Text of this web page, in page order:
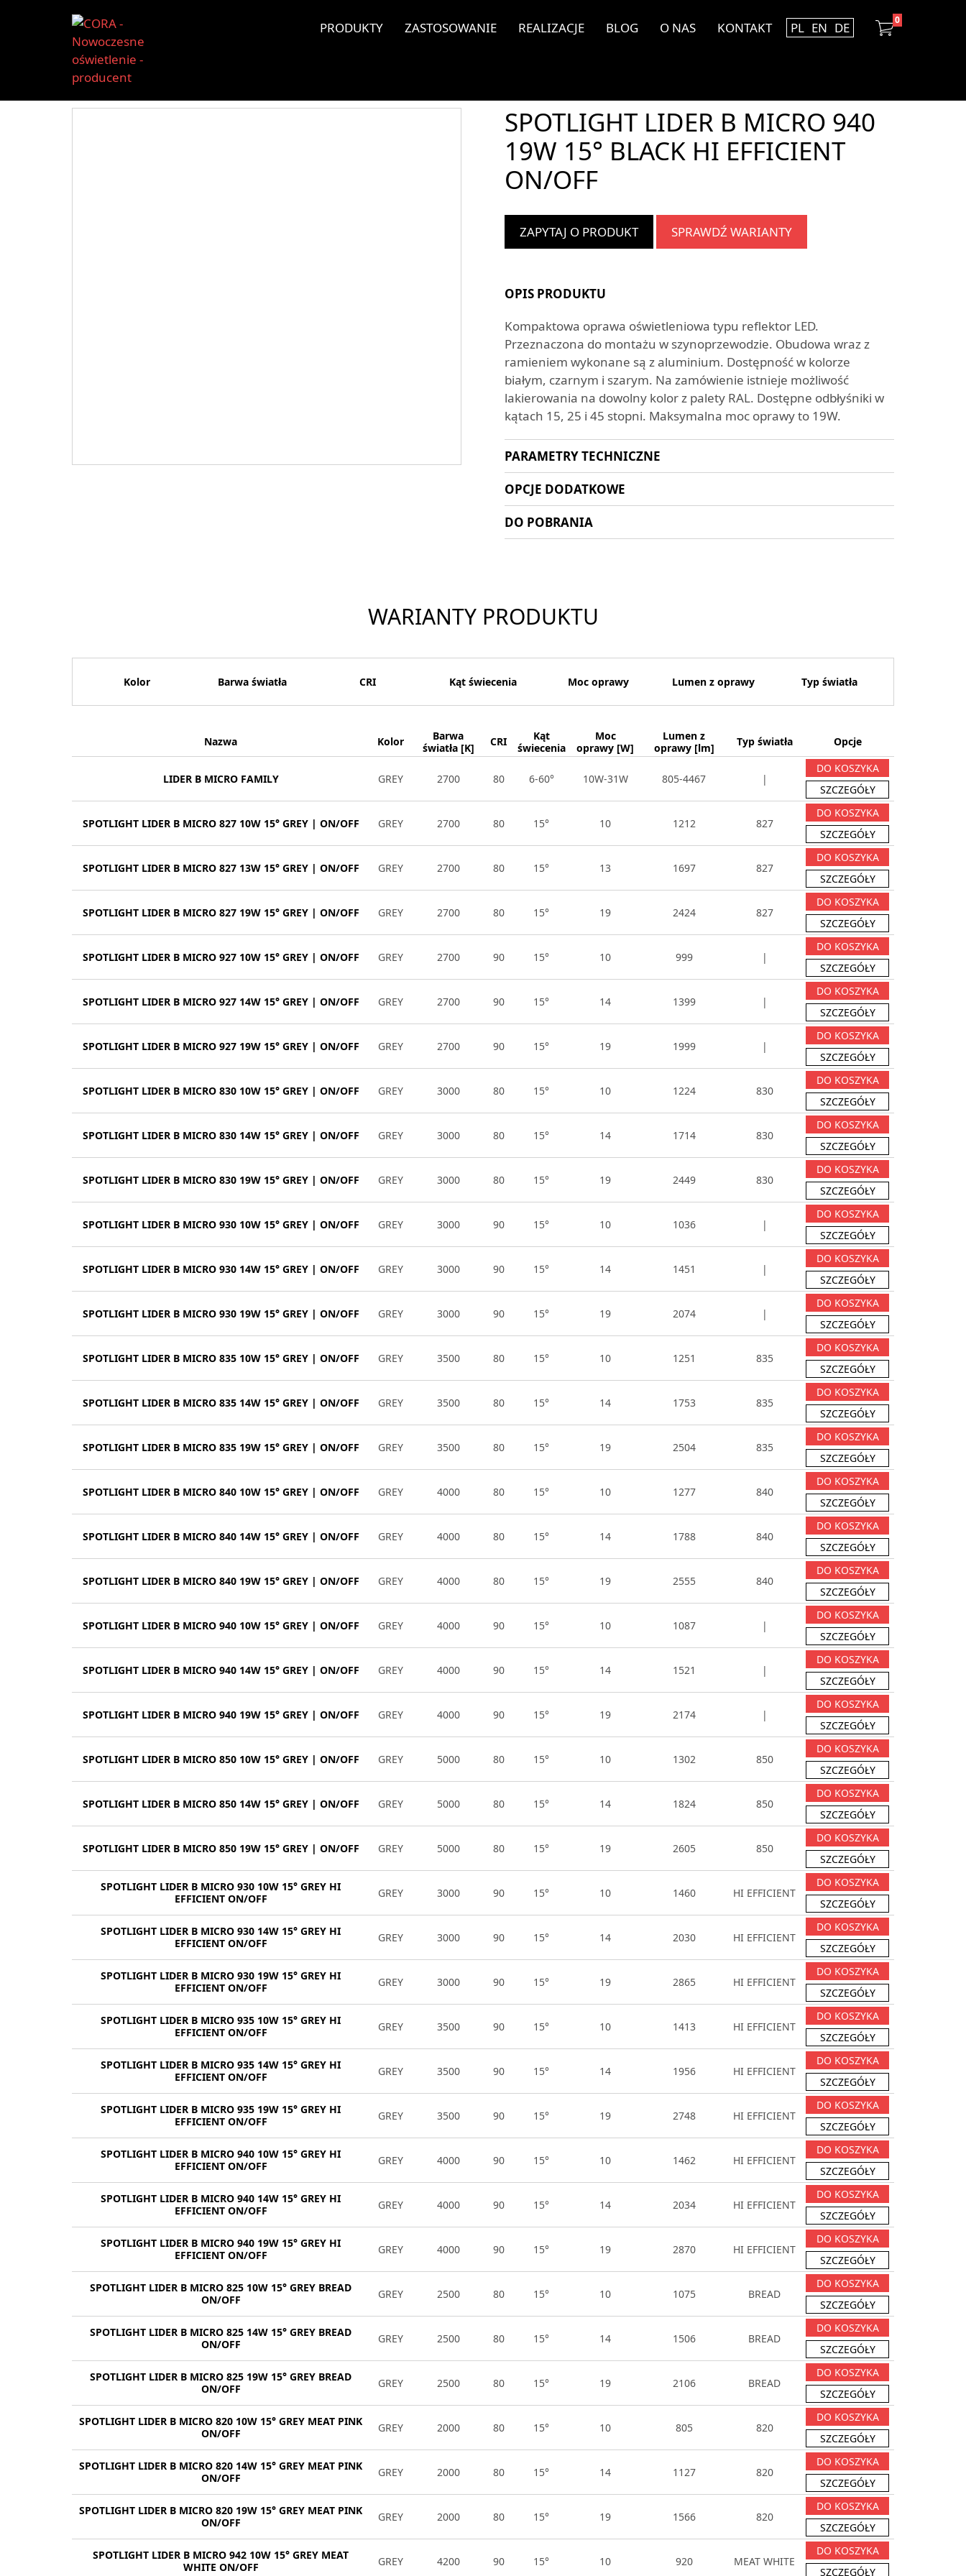
0
PRODUKTY ZASTOSOWANIE REALIZACJE BLOG O NAS KONTAKT PL EN DE
SPOTLIGHT LIDER B MICRO 940
19W 15° BLACK HI EFFICIENT
ON/OFF
ZAPYTAJ O PRODUKT SPRAWDŹ WARIANTY
OPIS PRODUKTU
Kompaktowa oprawa oświetleniowa typu reflektor LED.
Przeznaczona do montażu w szynoprzewodzie. Obudowa wraz z
ramieniem wykonane są z aluminium. Dostępność w kolorze
białym, czarnym i szarym. Na zamówienie istnieje możliwość
lakierowania na dowolny kolor z palety RAL. Dostępne odbłyśniki w
kątach 15, 25 i 45 stopni. Maksymalna moc oprawy to 19W.
PARAMETRY TECHNICZNE
OPCJE DODATKOWE
DO POBRANIA
WARIANTY PRODUKTU
Kolor Barwa światła CRI Kąt świecenia Moc oprawy Lumen z oprawy Typ światła
Nazwa Kolor
Barwa
światła [K]
CRI
Kąt
świecenia
Moc
oprawy [W]
Lumen z
oprawy [lm]
Typ światła Opcje
LIDER B MICRO FAMILY GREY 2700 80 6-60° 10W-31W 805-4467 |
DO KOSZYKA
SZCZEGÓŁY
SPOTLIGHT LIDER B MICRO 827 10W 15° GREY | ON/OFF GREY 2700 80 15° 10 1212 827
DO KOSZYKA
SZCZEGÓŁY
SPOTLIGHT LIDER B MICRO 827 13W 15° GREY | ON/OFF GREY 2700 80 15° 13 1697 827
DO KOSZYKA
SZCZEGÓŁY
SPOTLIGHT LIDER B MICRO 827 19W 15° GREY | ON/OFF GREY 2700 80 15° 19 2424 827
DO KOSZYKA
SZCZEGÓŁY
SPOTLIGHT LIDER B MICRO 927 10W 15° GREY | ON/OFF GREY 2700 90 15° 10 999 |
DO KOSZYKA
SZCZEGÓŁY
SPOTLIGHT LIDER B MICRO 927 14W 15° GREY | ON/OFF GREY 2700 90 15° 14 1399 |
DO KOSZYKA
SZCZEGÓŁY
SPOTLIGHT LIDER B MICRO 927 19W 15° GREY | ON/OFF GREY 2700 90 15° 19 1999 |
DO KOSZYKA
SZCZEGÓŁY
SPOTLIGHT LIDER B MICRO 830 10W 15° GREY | ON/OFF GREY 3000 80 15° 10 1224 830
DO KOSZYKA
SZCZEGÓŁY
SPOTLIGHT LIDER B MICRO 830 14W 15° GREY | ON/OFF GREY 3000 80 15° 14 1714 830
DO KOSZYKA
SZCZEGÓŁY
SPOTLIGHT LIDER B MICRO 830 19W 15° GREY | ON/OFF GREY 3000 80 15° 19 2449 830
DO KOSZYKA
SZCZEGÓŁY
SPOTLIGHT LIDER B MICRO 930 10W 15° GREY | ON/OFF GREY 3000 90 15° 10 1036 |
DO KOSZYKA
SZCZEGÓŁY
SPOTLIGHT LIDER B MICRO 930 14W 15° GREY | ON/OFF GREY 3000 90 15° 14 1451 |
DO KOSZYKA
SZCZEGÓŁY
SPOTLIGHT LIDER B MICRO 930 19W 15° GREY | ON/OFF GREY 3000 90 15° 19 2074 |
DO KOSZYKA
SZCZEGÓŁY
SPOTLIGHT LIDER B MICRO 835 10W 15° GREY | ON/OFF GREY 3500 80 15° 10 1251 835
DO KOSZYKA
SZCZEGÓŁY
SPOTLIGHT LIDER B MICRO 835 14W 15° GREY | ON/OFF GREY 3500 80 15° 14 1753 835
DO KOSZYKA
SZCZEGÓŁY
SPOTLIGHT LIDER B MICRO 835 19W 15° GREY | ON/OFF GREY 3500 80 15° 19 2504 835
DO KOSZYKA
SZCZEGÓŁY
SPOTLIGHT LIDER B MICRO 840 10W 15° GREY | ON/OFF GREY 4000 80 15° 10 1277 840
DO KOSZYKA
SZCZEGÓŁY
SPOTLIGHT LIDER B MICRO 840 14W 15° GREY | ON/OFF GREY 4000 80 15° 14 1788 840
DO KOSZYKA
SZCZEGÓŁY
SPOTLIGHT LIDER B MICRO 840 19W 15° GREY | ON/OFF GREY 4000 80 15° 19 2555 840
DO KOSZYKA
SZCZEGÓŁY
SPOTLIGHT LIDER B MICRO 940 10W 15° GREY | ON/OFF GREY 4000 90 15° 10 1087 |
DO KOSZYKA
SZCZEGÓŁY
SPOTLIGHT LIDER B MICRO 940 14W 15° GREY | ON/OFF GREY 4000 90 15° 14 1521 |
DO KOSZYKA
SZCZEGÓŁY
SPOTLIGHT LIDER B MICRO 940 19W 15° GREY | ON/OFF GREY 4000 90 15° 19 2174 |
DO KOSZYKA
SZCZEGÓŁY
SPOTLIGHT LIDER B MICRO 850 10W 15° GREY | ON/OFF GREY 5000 80 15° 10 1302 850
DO KOSZYKA
SZCZEGÓŁY
SPOTLIGHT LIDER B MICRO 850 14W 15° GREY | ON/OFF GREY 5000 80 15° 14 1824 850
DO KOSZYKA
SZCZEGÓŁY
SPOTLIGHT LIDER B MICRO 850 19W 15° GREY | ON/OFF GREY 5000 80 15° 19 2605 850
DO KOSZYKA
SZCZEGÓŁY
SPOTLIGHT LIDER B MICRO 930 10W 15° GREY HI
EFFICIENT ON/OFF
GREY 3000 90 15° 10 1460 HI EFFICIENT
DO KOSZYKA
SZCZEGÓŁY
SPOTLIGHT LIDER B MICRO 930 14W 15° GREY HI
EFFICIENT ON/OFF
GREY 3000 90 15° 14 2030 HI EFFICIENT
DO KOSZYKA
SZCZEGÓŁY
SPOTLIGHT LIDER B MICRO 930 19W 15° GREY HI
EFFICIENT ON/OFF
GREY 3000 90 15° 19 2865 HI EFFICIENT
DO KOSZYKA
SZCZEGÓŁY
SPOTLIGHT LIDER B MICRO 935 10W 15° GREY HI
EFFICIENT ON/OFF
GREY 3500 90 15° 10 1413 HI EFFICIENT
DO KOSZYKA
SZCZEGÓŁY
SPOTLIGHT LIDER B MICRO 935 14W 15° GREY HI
EFFICIENT ON/OFF
GREY 3500 90 15° 14 1956 HI EFFICIENT
DO KOSZYKA
SZCZEGÓŁY
SPOTLIGHT LIDER B MICRO 935 19W 15° GREY HI
EFFICIENT ON/OFF
GREY 3500 90 15° 19 2748 HI EFFICIENT
DO KOSZYKA
SZCZEGÓŁY
SPOTLIGHT LIDER B MICRO 940 10W 15° GREY HI
EFFICIENT ON/OFF
GREY 4000 90 15° 10 1462 HI EFFICIENT
DO KOSZYKA
SZCZEGÓŁY
SPOTLIGHT LIDER B MICRO 940 14W 15° GREY HI
EFFICIENT ON/OFF
GREY 4000 90 15° 14 2034 HI EFFICIENT
DO KOSZYKA
SZCZEGÓŁY
SPOTLIGHT LIDER B MICRO 940 19W 15° GREY HI
EFFICIENT ON/OFF
GREY 4000 90 15° 19 2870 HI EFFICIENT
DO KOSZYKA
SZCZEGÓŁY
SPOTLIGHT LIDER B MICRO 825 10W 15° GREY BREAD
ON/OFF
GREY 2500 80 15° 10 1075 BREAD
DO KOSZYKA
SZCZEGÓŁY
SPOTLIGHT LIDER B MICRO 825 14W 15° GREY BREAD
ON/OFF
GREY 2500 80 15° 14 1506 BREAD
DO KOSZYKA
SZCZEGÓŁY
SPOTLIGHT LIDER B MICRO 825 19W 15° GREY BREAD
ON/OFF
GREY 2500 80 15° 19 2106 BREAD
DO KOSZYKA
SZCZEGÓŁY
SPOTLIGHT LIDER B MICRO 820 10W 15° GREY MEAT PINK
ON/OFF
GREY 2000 80 15° 10 805 820
DO KOSZYKA
SZCZEGÓŁY
SPOTLIGHT LIDER B MICRO 820 14W 15° GREY MEAT PINK
ON/OFF
GREY 2000 80 15° 14 1127 820
DO KOSZYKA
SZCZEGÓŁY
SPOTLIGHT LIDER B MICRO 820 19W 15° GREY MEAT PINK
ON/OFF
GREY 2000 80 15° 19 1566 820
DO KOSZYKA
SZCZEGÓŁY
SPOTLIGHT LIDER B MICRO 942 10W 15° GREY MEAT
WHITE ON/OFF
GREY 4200 90 15° 10 920 MEAT WHITE
DO KOSZYKA
SZCZEGÓŁY